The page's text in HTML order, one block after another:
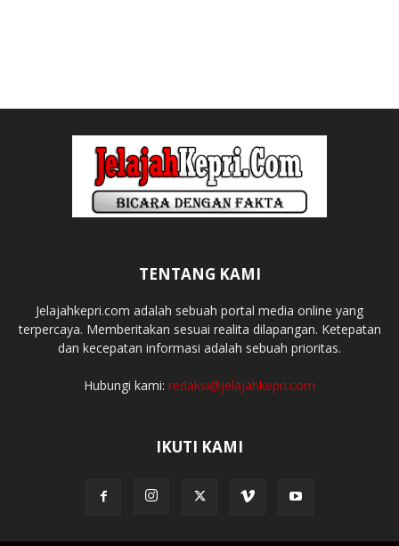
TENTANG KAMI
Jelajahkepri.com adalah sebuah portal media online yang
terpercaya. Memberitakan sesuai realita dilapangan. Ketepatan
dan kecepatan informasi adalah sebuah prioritas.
Hubungi kami: redaksi@jelajahkepri.com
IKUTI KAMI